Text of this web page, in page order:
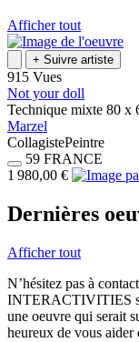
Afficher tout
+ Suivre artiste
915 Vues
Not your doll
Technique mixte 80 x
Marzel
CollagistePeintre
59 FRANCE
1 980,00 €
Dernières
Afficher tout
N’hésitez pas à
INTERACTIVITIES si
une oeuvre qui serait
heureux de vous aider